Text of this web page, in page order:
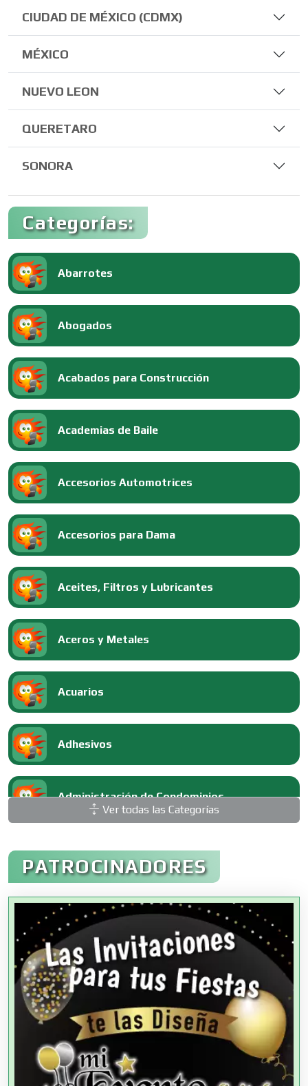
CIUDAD DE MÉXICO (CDMX)
MÉXICO
NUEVO LEON
QUERETARO
SONORA
Categorías:
Abarrotes
Abogados
Acabados para Construcción
Academias de Baile
Accesorios Automotrices
Accesorios para Dama
Aceites, Filtros y Lubricantes
Aceros y Metales
Acuarios
Adhesivos
Administración de Condominios
Administración de Empresas
Agencias Aduanales
Agencias de Autos
Agencias de Cobranza
Agencias de Colocación
Ver todas las Categorías
PATROCINADORES